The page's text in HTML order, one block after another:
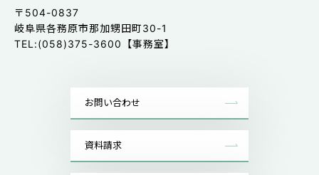
〒504-0837
岐阜県各務原市那加甥田町30-1
TEL:(058)375-3600【事務室】
お問い合わせ
資料請求